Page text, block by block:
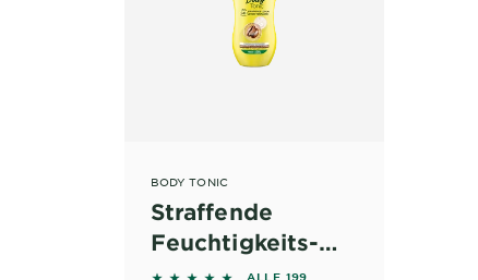
BODY TONIC
Straffende
Feuchtigkeits-
Lotion
ALLE 199